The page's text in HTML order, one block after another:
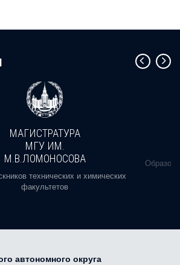
МАГИСТРАТУРА
МГУ ИМ.
М.В.ЛОМОНОСОВА
технических и химических
факультетов
автономного округа